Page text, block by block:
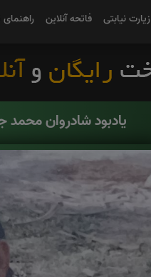
زیارت نیابتی فاتحه آنلاین
یادبود شادروان محمد